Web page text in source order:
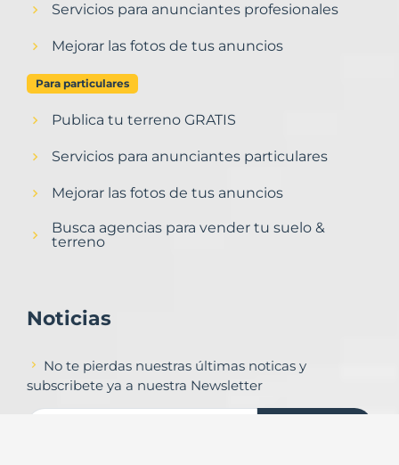
Servicios para anunciantes profesionales
Mejorar las fotos de tus anuncios
Para particulares
Publica tu terreno GRATIS
Servicios para anunciantes particulares
Mejorar las fotos de tus anuncios
Busca agencias para vender tu suelo &
terreno
Noticias
No te pierdas nuestras últimas noticas y
subscribete ya a nuestra Newsletter